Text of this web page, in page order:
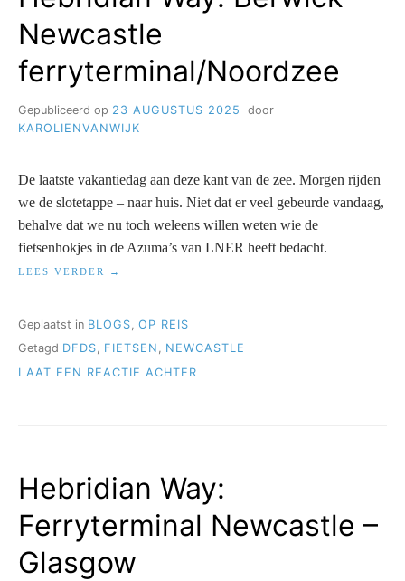
Newcastle
ferryterminal/Noordzee
Gepubliceerd op 23 AUGUSTUS 2025
door
KAROLIENVANWIJK
De laatste vakantiedag aan deze kant van de zee. Morgen rijden
we de slotetappe – naar huis. Niet dat er veel gebeurde vandaag,
behalve dat we nu toch weleens willen weten wie de
fietsenhokjes in de Azuma’s van LNER heeft bedacht.
LEES VERDER
“HEBRIDIAN
NEWCASTLE
FERRYTERMINAL/NOORDZEE”
Geplaatst in BLOGS OP REIS
Getagd DFDS, FIETSEN , NEWCASTLE
LAAT EEN REACTIE ACHTER
FERRYTERMINAL/NOORDZEE
Hebridian Way:
Ferryterminal Newcastle –
Glasgow